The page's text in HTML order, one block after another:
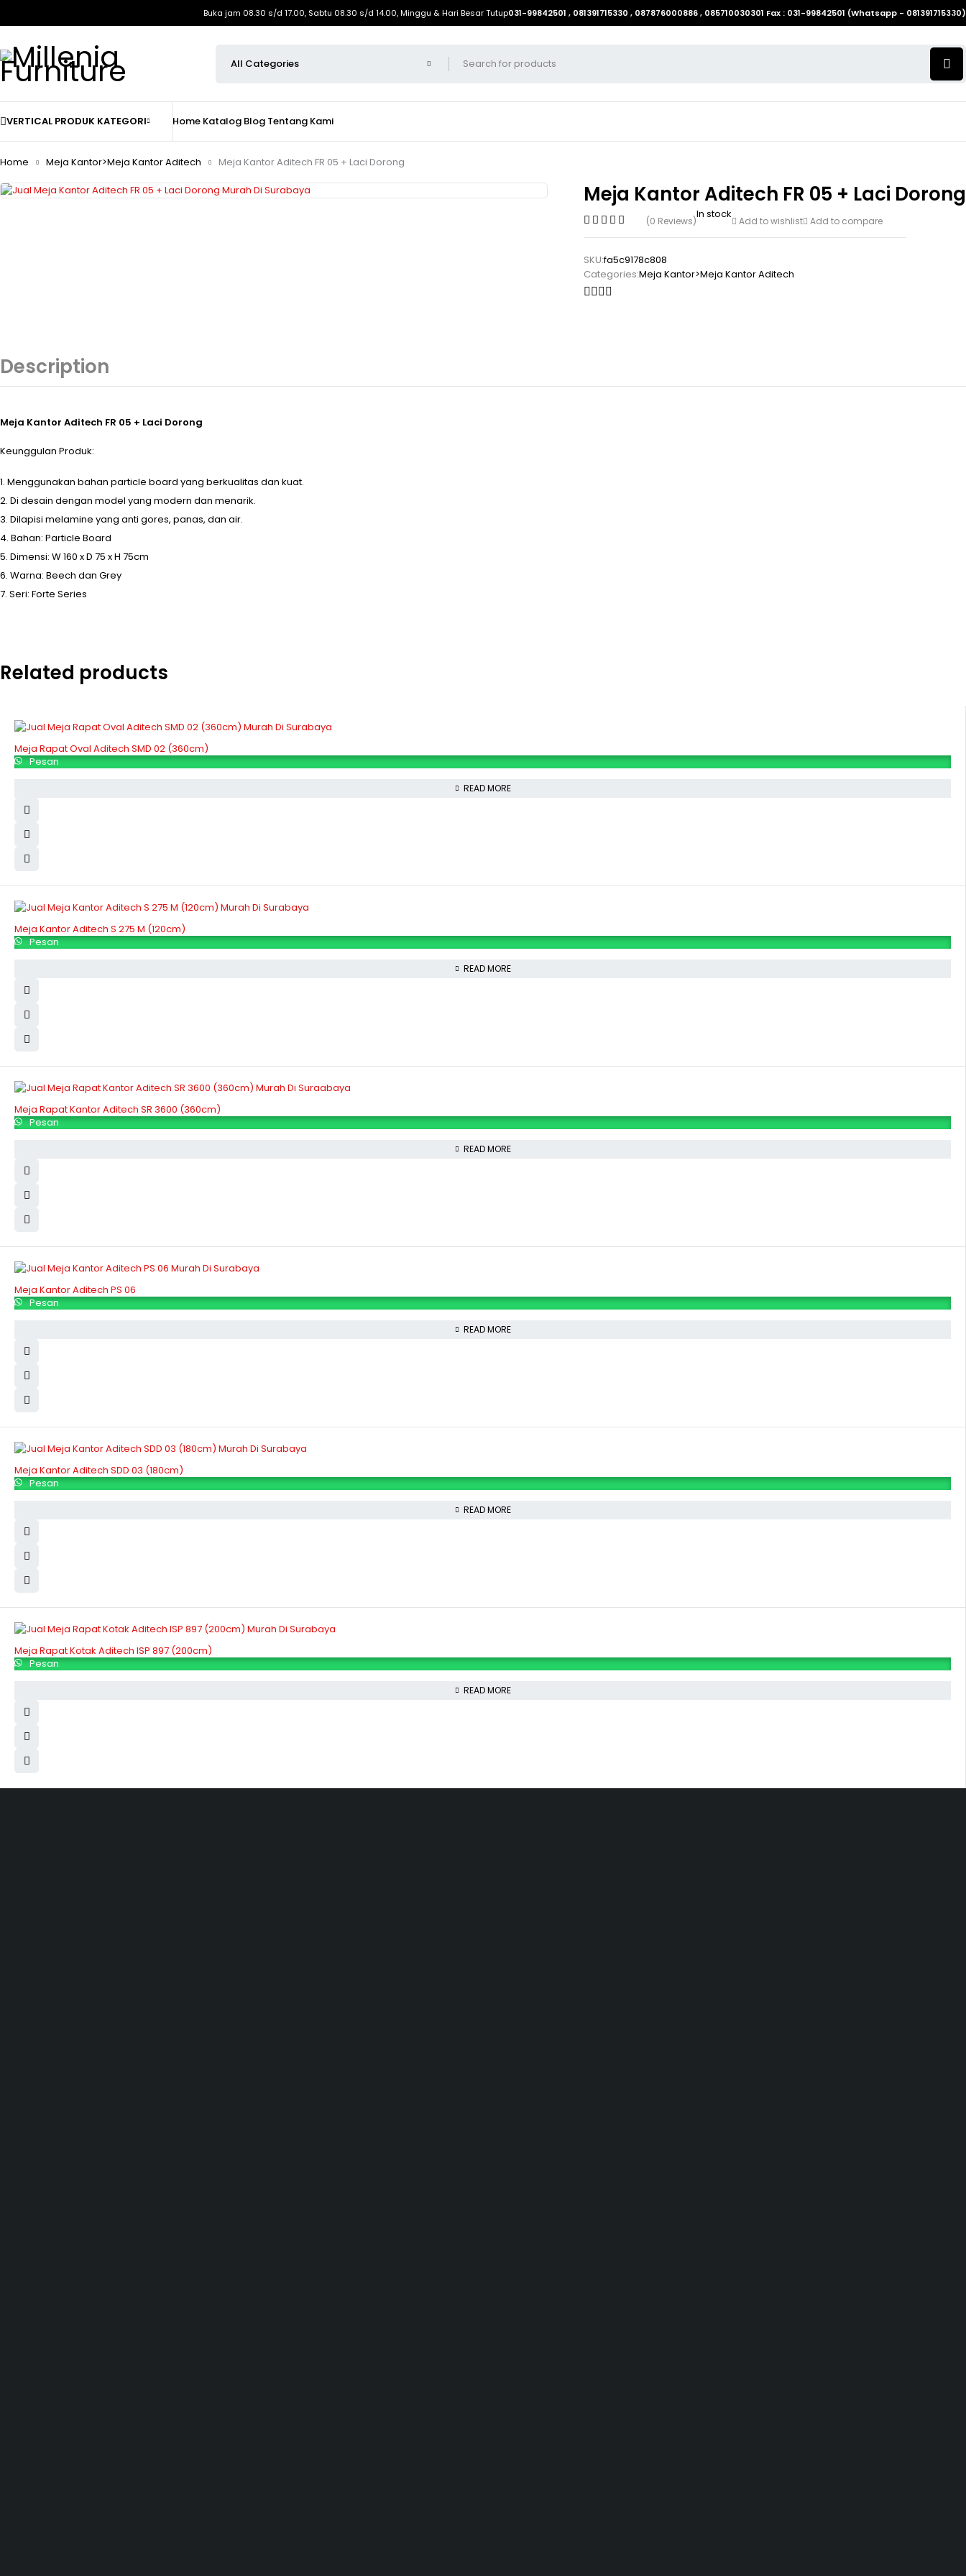
Buka jam 08.30 s/d 17.00, Sabtu 08.30 s/d 14.00, Minggu & Hari Besar Tutup031-99842501 , 081391715330 , 087876000886 , 085710030301 Fax : 031-99842501 (Whatsapp - 081391715330)
VERTICAL PRODUK KATEGORI Home Katalog Blog Tentang Kami
Home Meja Kantor>Meja Kantor Aditech Meja Kantor Aditech FR 05 + Laci Dorong
Meja Kantor Aditech FR 05 + Laci Dorong
(0 Reviews)
In stock
Add to wishlist Add to compare
SKU:fa5c9178c808
Categories:Meja Kantor>Meja Kantor Aditech
Description
Meja Kantor Aditech FR 05 + Laci Dorong
Keunggulan Produk:
Menggunakan bahan particle board yang berkualitas dan kuat.
Di desain dengan model yang modern dan menarik.
Dilapisi melamine yang anti gores, panas, dan air.
Bahan: Particle Board
Dimensi: W 160 x D 75 x H 75cm
Warna: Beech dan Grey
Seri: Forte Series
Related products
Meja Rapat Oval Aditech SMD 02 (360cm)
Pesan
READ MORE
Meja Kantor Aditech S 275 M (120cm)
Pesan
READ MORE
Meja Rapat Kantor Aditech SR 3600 (360cm)
Pesan
READ MORE
Meja Kantor Aditech PS 06
Pesan
READ MORE
Meja Kantor Aditech SDD 03 (180cm)
Pesan
READ MORE
Meja Rapat Kotak Aditech ISP 897 (200cm)
Pesan
READ MORE